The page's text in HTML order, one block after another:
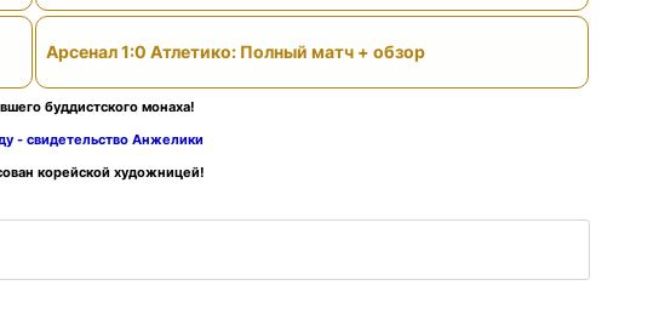
Арсенал 1:0 Атлетико: Полный матч + обзор
буддистского монаха!
- свидетельство Анжелики
корейской художницей!